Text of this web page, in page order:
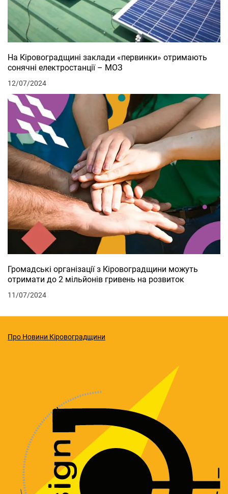
На Кіровоградщині заклади «первинки» отримають
сонячні електростанції – МОЗ
12/07/2024
Громадські організації з Кіровоградщини можуть
отримати до 2 мільйонів гривень на розвиток
11/07/2024
Про Новини Кіровоградщини